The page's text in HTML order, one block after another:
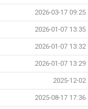
2026-03-17 09:25
2026-01-07 13:35
2026-01-07 13:32
2026-01-07 13:29
2025-12-02
2025-08-17 17:36